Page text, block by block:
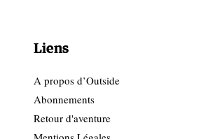
Liens
A propos d’Outside
Abonnements
Retour d'aventure